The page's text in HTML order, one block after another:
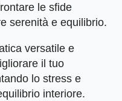
le sfide
serenità e equilibrio.
versatile e
il tuo
lo stress e
interiore.